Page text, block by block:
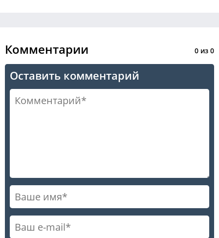
Комментарии 0 из 0
Оставить комментарий